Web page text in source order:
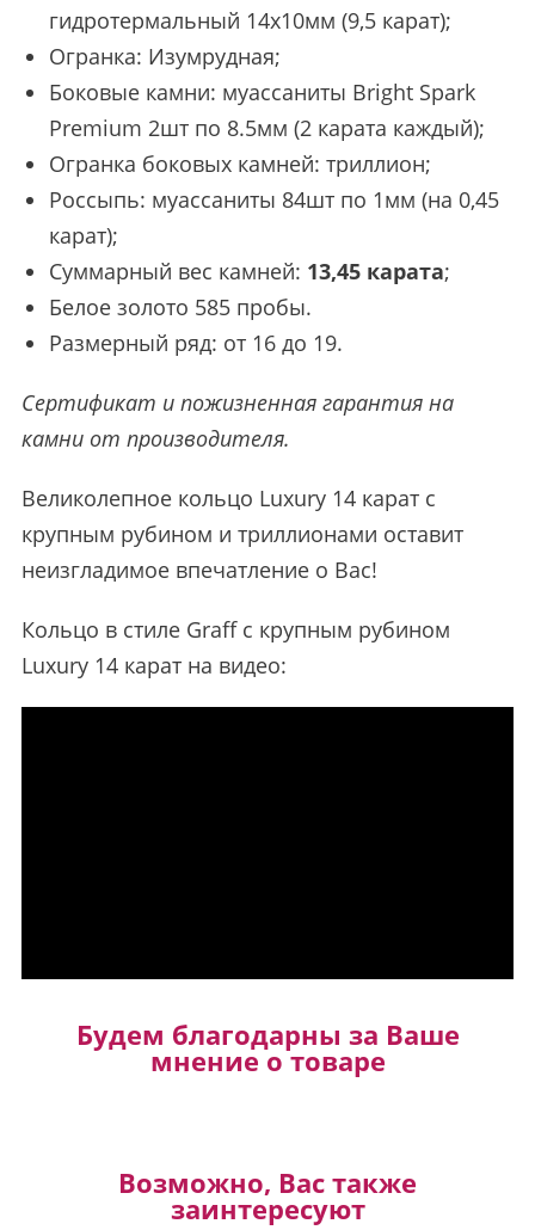
гидротермальный 14х10мм (9,5 карат);
Огранка: Изумрудная;
Боковые камни: муассаниты Bright Spark
Premium 2шт по 8.5мм (2 карата каждый);
Огранка боковых камней: триллион;
Россыпь: муассаниты 84шт по 1мм (на 0,45
карат);
Суммарный вес камней: 13,45 карата;
Белое золото 585 пробы.
Размерный ряд: от 16 до 19.
Сертификат и пожизненная гарантия на
камни от производителя.
Великолепное кольцо Luxury 14 карат с
крупным рубином и триллионами оставит
неизгладимое впечатление о Вас!
Кольцо в стиле Graff с крупным рубином
Luxury 14 карат на видео:
Будем благодарны за Ваше
мнение о товаре
Возможно, Вас также
заинтересуют